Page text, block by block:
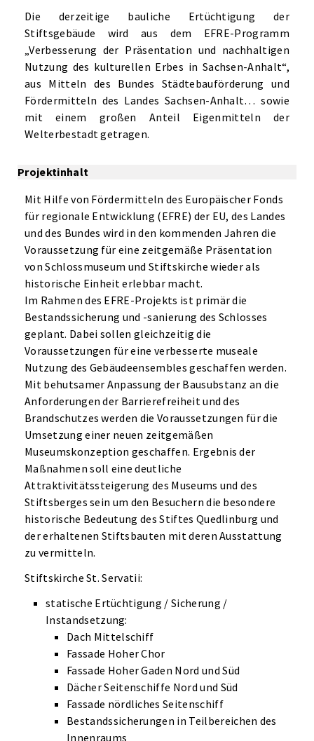
Die derzeitige bauliche Ertüchtigung der
Stiftsgebäude wird aus dem EFRE-Programm
„Verbesserung der Präsentation und nachhaltigen
Nutzung des kulturellen Erbes in Sachsen-Anhalt“,
aus Mitteln des Bundes Städtebauförderung und
Fördermitteln des Landes Sachsen-Anhalt… sowie
mit einem großen Anteil Eigenmitteln der
Welterbestadt getragen.
Projektinhalt
Mit Hilfe von Fördermitteln des Europäischer Fonds
für regionale Entwicklung (EFRE) der EU, des Landes
und des Bundes wird in den kommenden Jahren die
Voraussetzung für eine zeitgemäße Präsentation
von Schlossmuseum und Stiftskirche wieder als
historische Einheit erlebbar macht.
Im Rahmen des EFRE-Projekts ist primär die
Bestandssicherung und -sanierung des Schlosses
geplant. Dabei sollen gleichzeitig die
Voraussetzungen für eine verbesserte museale
Nutzung des Gebäudeensembles geschaffen werden.
Mit behutsamer Anpassung der Bausubstanz an die
Anforderungen der Barrierefreiheit und des
Brandschutzes werden die Voraussetzungen für die
Umsetzung einer neuen zeitgemäßen
Museumskonzeption geschaffen. Ergebnis der
Maßnahmen soll eine deutliche
Attraktivitätssteigerung des Museums und des
Stiftsberges sein um den Besuchern die besondere
historische Bedeutung des Stiftes Quedlinburg und
der erhaltenen Stiftsbauten mit deren Ausstattung
zu vermitteln.
Stiftskirche St. Servatii:
statische Ertüchtigung / Sicherung /
Instandsetzung:
Dach Mittelschiff
Fassade Hoher Chor
Fassade Hoher Gaden Nord und Süd
Dächer Seitenschiffe Nord und Süd
Fassade nördliches Seitenschiff
Bestandssicherungen in Teilbereichen des
Innenraums